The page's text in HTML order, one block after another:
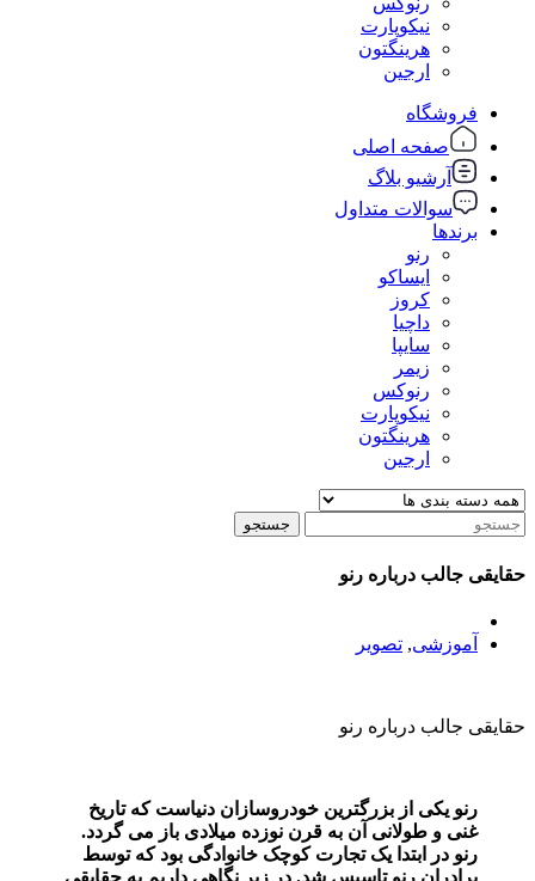
نیکوپارت
هرینگتون
ارجین
فروشگاه
صفحه اصلی
آرشیو بلاگ
سوالات متداول
برندها
رنو
ایساکو
کروز
داچیا
سایپا
زیمر
رنوکس
نیکوپارت
هرینگتون
ارجین
جستجو
حقایقی جالب درباره رنو
آموزشی, تصویر
حقایقی جالب درباره رنو
رنو یکی از بزرگترین خودروسازان دنیاست که تاریخ
غنی و طولانی آن به قرن نوزده میلادی باز می گردد.
رنو در ابتدا یک تجارت کوچک خانوادگی بود که توسط
برادران رنو تاسیس شد. در زیر نگاهی داریم به حقایقی